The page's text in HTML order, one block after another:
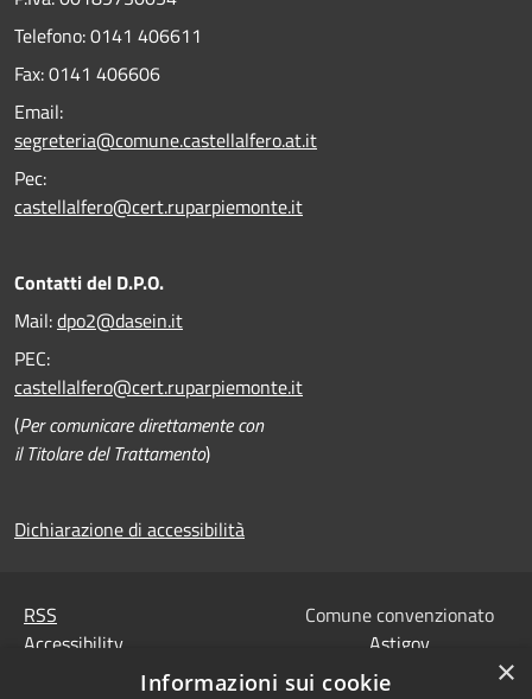
Telefono:0141 406611
Fax:0141 406606
Email:
segreteria@comune.castellalfero.at.it
Pec:
castellalfero@cert.ruparpiemonte.it
Contatti del D.P.O.
Mail:dpo2@dasein.it
PEC:
castellalfero@cert.ruparpiemonte.it
(Per comunicare direttamente con
il Titolare del Trattamento)
Dichiarazione di accessibilità
RSS
Accessibility
Comune convenzionato
Astigov
Progetto|Convenzione
×
Informazioni sui cookie